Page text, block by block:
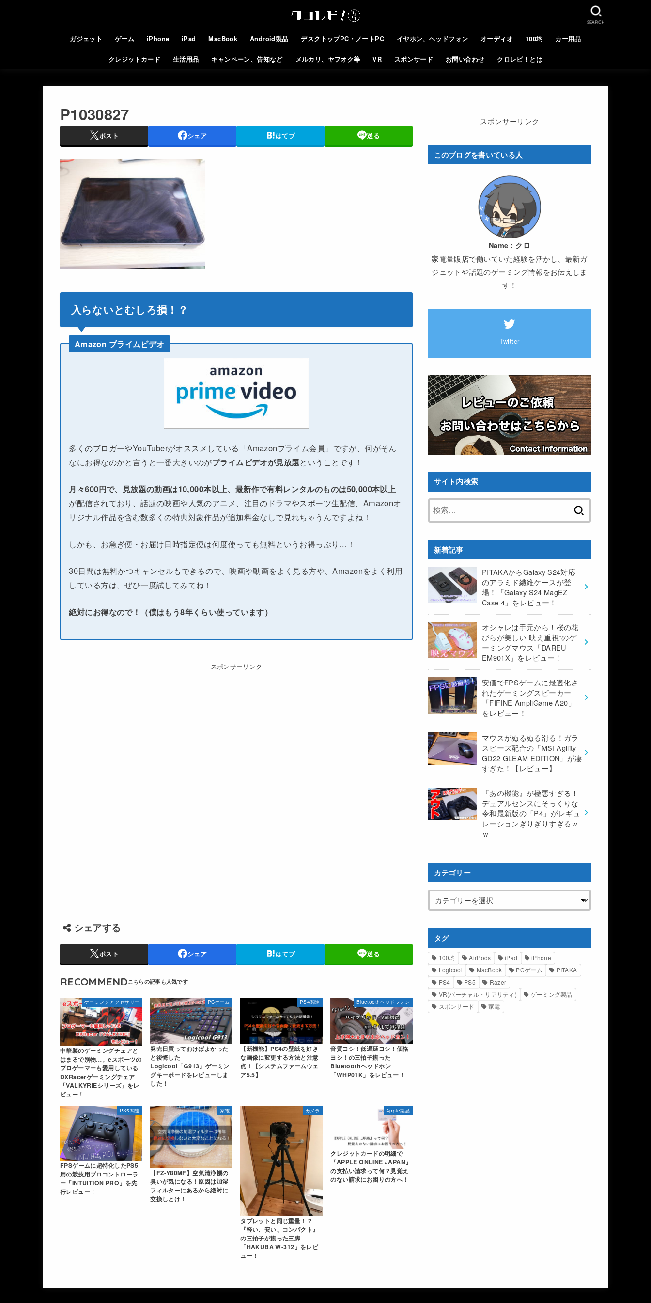
ガジェット ゲーム iPhone iPad MacBook Android製品 デスクトップPC・ノートPC イヤホン、ヘッドフォン オーディオ 100均 カー用品
クレジットカード 生活用品 キャンペーン、告知など メルカリ、ヤフオク等 VR スポンサード お問い合わせ クロレビ！とは
SEARCH
P1030827
ポスト シェア はてブ 送る
入らないとむしろ損！？
Amazon プライムビデオ
多くのブロガーやYouTuberがオススメしている「Amazonプライム会員」ですが、何がそん
なにお得なのかと言うと一番大きいのがプライムビデオが見放題ということです！
月々600円で、見放題の動画は10,000本以上、最新作で有料レンタルのものは50,000本以上
が配信されており、話題の映画や人気のアニメ、注目のドラマやスポーツ生配信、Amazonオ
リジナル作品を含む数多くの特典対象作品が追加料金なしで見れちゃうんですよね！
しかも、お急ぎ便・お届け日時指定便は何度使っても無料というお得っぷり…！
30日間は無料かつキャンセルもできるので、映画や動画をよく見る方や、Amazonをよく利用
している方は、ぜひ一度試してみてね！
絶対にお得なので！（僕はもう8年くらい使っています）
スポンサーリンク
シェアする
ポスト シェア はてブ 送る
RECOMMEND
ゲーミングアクセサリー
中華製のゲーミングチェアと
はまるで別物…。eスポーツの
プロゲーマーも愛用している
DXRacerゲーミングチェア
「VALKYRIEシリーズ」をレ
ビュー！
PCゲーム
発売日買っておけばよかった
と後悔した
Logicool「G913」ゲーミン
グキーボードをレビューしま
した！
PS4関連
【新機能】PS4の壁紙を好き
な画像に変更する方法と注意
点！【システムファームウェ
ア5.5】
Bluetoothヘッドフォン
音質ヨシ！低遅延ヨシ！価格
ヨシ！の三拍子揃った
Bluetoothヘッドホン
「WHP01K」をレビュー！
PS5関連
FPSゲームに超特化したPS5
用の競技用プロコントローラ
ー「INTUITION PRO」を先
行レビュー！
家電
【FZ-Y80MF】空気清浄機の
臭いが気になる！原因は加湿
フィルターにあるから絶対に
交換しとけ！
カメラ
タブレットと同じ重量！？
『軽い、安い、コンパクト』
の三拍子が揃った三脚
「HAKUBA W-312」をレビ
ュー！
Apple製品
クレジットカードの明細で
『APPLE ONLINE JAPAN』
の支払い請求って何？見覚え
のない請求にお困りの方へ！
スポンサーリンク
このブログを書いている人
Name： クロ
家電量販店で働いていた経験を活かし、最新ガ
ジェットや話題のゲーミング情報をお伝えしま
す！
Twitter
サイト内検索
新着記事
PITAKAからGalaxy S24対応
のアラミド繊維ケースが登
場！「Galaxy S24 MagEZ
Case 4」をレビュー！
オシャレは手元から！桜の花
びらが美しい”映え重視”のゲ
ーミングマウス「DAREU
EM901X」をレビュー！
安価でFPSゲームに最適化さ
れたゲーミングスピーカー
「FIFINE AmpliGame A20」
をレビュー！
マウスがぬるぬる滑る！ガラ
スビーズ配合の「MSI Agility
GD22 GLEAM EDITION」が凄
すぎた！【レビュー】
『あの機能』が極悪すぎる！
デュアルセンスにそっくりな
令和最新版の「P4」がレギュ
レーションぎりぎりすぎるｗ
ｗ
カテゴリー
タグ
100均 AirPods iPad
iPhone
Logicool
MacBook PCゲーム
PITAKA
PS4
PS5
Razer
VR(バーチャル・リアリティ)
ゲーミング製品
スポンサード
家電